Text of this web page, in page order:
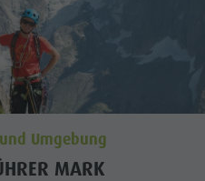
Umgebung
MARK